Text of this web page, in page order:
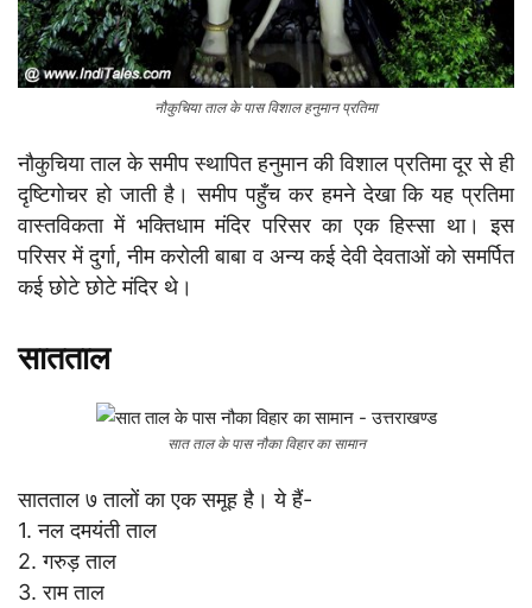
नौकुचिया ताल के पास विशाल हनुमान प्रतिमा
नौकुचिया ताल के समीप स्थापित हनुमान की विशाल प्रतिमा दूर से ही
दृष्टिगोचर हो जाती है। समीप पहुँच कर हमने देखा कि यह प्रतिमा
वास्तविकता में भक्तिधाम मंदिर परिसर का एक हिस्सा था। इस
परिसर में दुर्गा, नीम करोली बाबा व अन्य कई देवी देवताओं को समर्पित
कई छोटे छोटे मंदिर थे।
सातताल
सात ताल के पास नौका विहार का सामान
सातताल ७ तालों का एक समूह है। ये हैं-
1. नल दमयंती ताल
2. गरुड़ ताल
3. राम ताल